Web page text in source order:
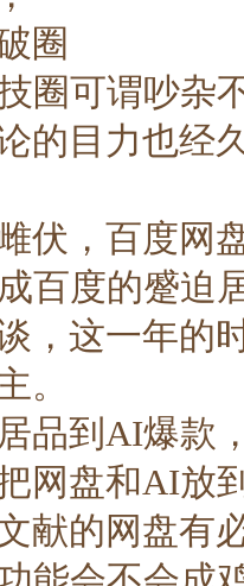
圈
圈可谓吵杂
的目力也经
伏，百度网
百度的蹙迫
，这一年的
。
品到AI爆款
网盘和AI放
献的网盘有